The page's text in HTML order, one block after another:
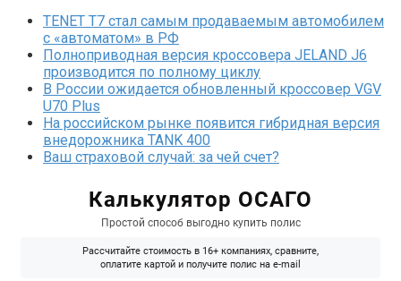
TENET T7 стал самым продаваемым автомобилем
с «автоматом» в РФ
Полноприводная версия кроссовера JELAND J6
производится по полному циклу
В России ожидается обновленный кроссовер VGV
U70 Plus
На российском рынке появится гибридная версия
внедорожника TANK 400
Ваш страховой случай: за чей счет?